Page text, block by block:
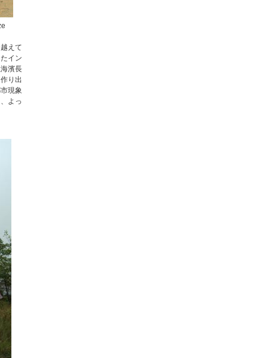
えて
イン
濱長
り出
現象
よっ